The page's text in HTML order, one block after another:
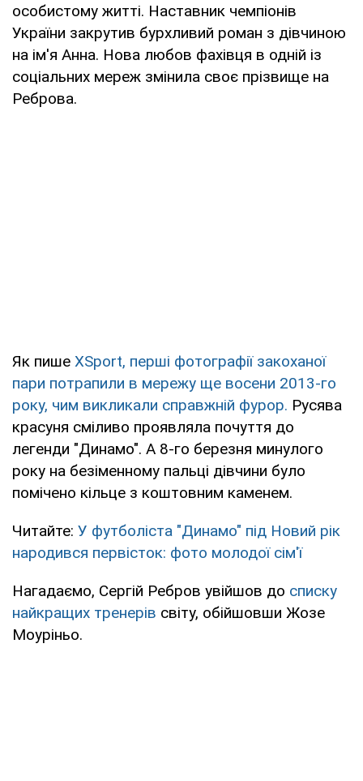
особистому житті. Наставник чемпіонів
України закрутив бурхливий роман з дівчиною
на ім'я Анна. Нова любов фахівця в одній із
соціальних мереж змінила своє прізвище на
Реброва.
Як пише XSport, перші фотографії закоханої
пари потрапили в мережу ще восени 2013-го
року, чим викликали справжній фурор. Русява
красуня сміливо проявляла почуття до
легенди "Динамо". А 8-го березня минулого
року на безіменному пальці дівчини було
помічено кільце з коштовним каменем.
Читайте: У футболіста "Динамо" під Новий рік
народився первісток: фото молодої сім'ї
Нагадаємо, Сергій Ребров увійшов до списку
найкращих тренерів світу, обійшовши Жозе
Моуріньо.